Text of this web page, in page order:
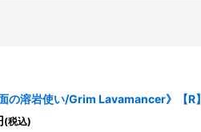
の溶岩使い/Grim Lavamancer》【R】
(税込)